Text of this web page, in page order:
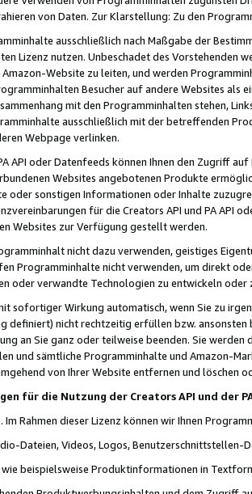
von Daten. Zur Klarstellung: Zu den
ausschließlich nach Maßgabe der
Lizenz nutzen. Unbeschadet des Vorstehenden
Website zu leiten, und werden
Besucher auf andere Websites als
mit den Programminhalten stehen,
ausschließlich mit der betreffenden
Webpage verlinken.
API oder Datenfeeds können Ihnen den Zugriff
Websites angebotenen Produkte
oder sonstigen Informationen oder Inhalte
für die Creators API und PA API
Websites zur Verfügung gestellt werden.
nicht dazu verwenden, geistiges
Programminhalte nicht verwenden, um direkt
oder verwandte Technologien zu entwickeln
sofortiger Wirkung automatisch, wenn Sie zu
definiert) nicht rechtzeitig erfüllen bzw. ansonsten
an Sie ganz oder teilweise beenden. Sie werden
und sämtliche Programminhalte und Amazon-
von Ihrer Website entfernen und löschen
für die Nutzung der Creators API und der
. Im Rahmen dieser Lizenz können wir Ihnen
Dateien, Videos, Logos, Benutzerschnittstellen-
wie beispielsweise Produktinformationen in